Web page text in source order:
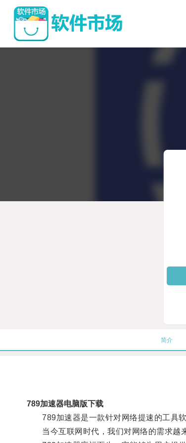
简介
789加速器电脑版下载
789加速器是一款针对网络提速的工具软
当今互联网时代，我们对网络的需求越